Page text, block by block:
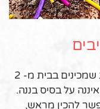
מתכון קל ומהיר הכנה לגלידה טבעונית שמכינים בבית מ- 2
על בסיס בננה.
להכין מראש,